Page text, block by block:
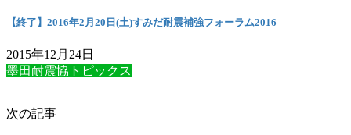
【終了】2016年2月20日(土)すみだ耐震補強フォーラム2016
2015年12月24日
墨田耐震協トピックス
次の記事